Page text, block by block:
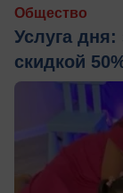
Общество
Услуга
скидкой